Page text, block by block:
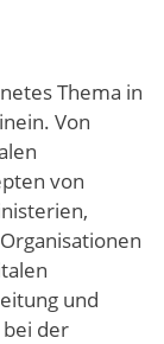
Thema in
Von
von
und
der